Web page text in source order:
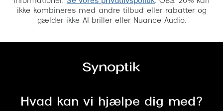
ikke kombineres med andre tilbud eller rabatter og
gælder ikke AI-briller eller Nuance Audio.
Hvad kan vi hjælpe dig med?